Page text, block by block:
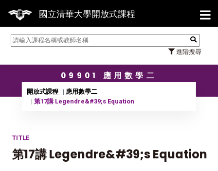
國立清華大學開放式課程
進階搜尋
【
09901 應用數學二
開放式課程
應用數學二
第17講 Legendre&#39;s Equation
TITLE
第17講 Legendre&#39;s Equation